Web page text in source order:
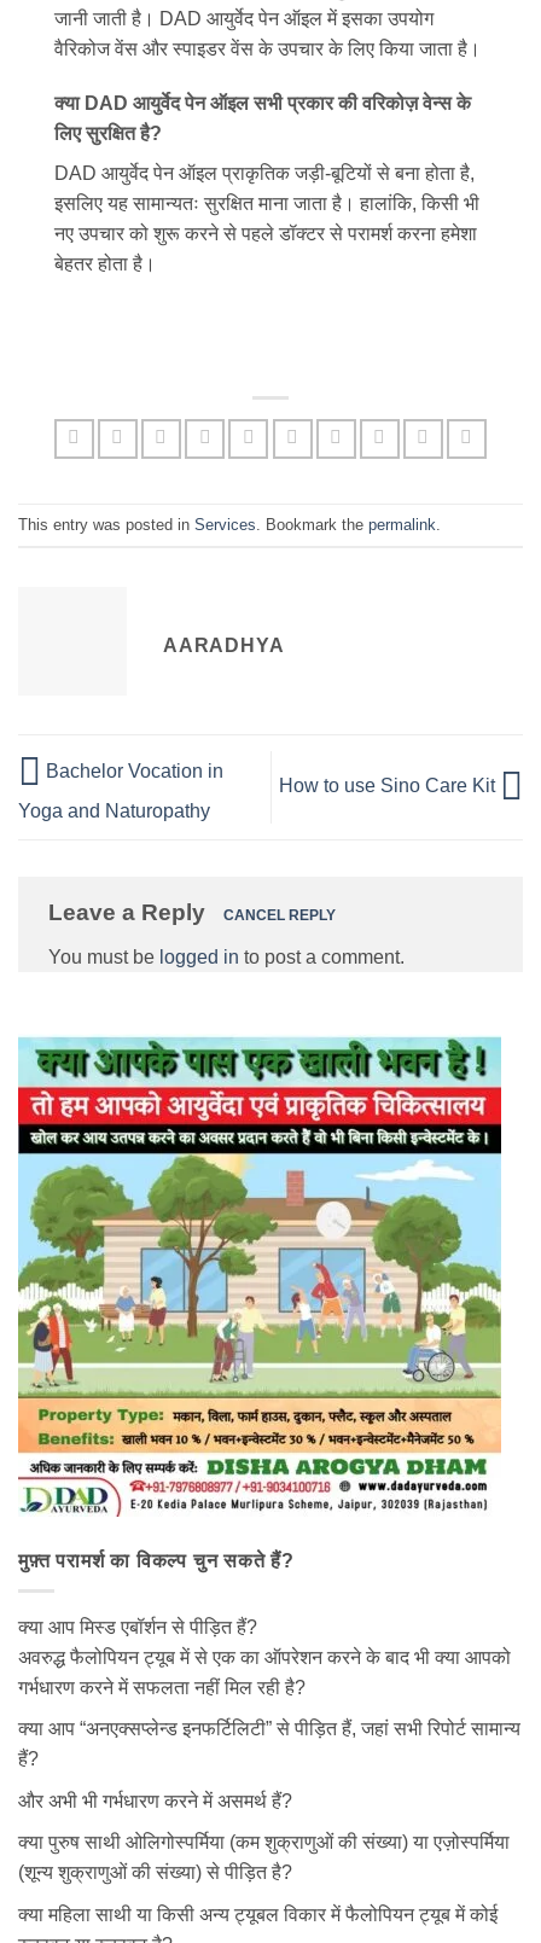
जानी जाती है। DAD आयुर्वेद पेन ऑइल में इसका उपयोग
वैरिकोज वेंस और स्पाइडर वेंस के उपचार के लिए किया जाता है।
क्या DAD आयुर्वेद पेन ऑइल सभी प्रकार की वरिकोज़ वेन्स के
लिए सुरक्षित है?
DAD आयुर्वेद पेन ऑइल प्राकृतिक जड़ी-बूटियों से बना होता है,
इसलिए यह सामान्यतः सुरक्षित माना जाता है। हालांकि, किसी भी
नए उपचार को शुरू करने से पहले डॉक्टर से परामर्श करना हमेशा
बेहतर होता है।
This entry was posted in Services . Bookmark the permalink
AARADHYA
Bachelor Vocation in
Yoga and Naturopathy
How to use Sino Care Kit
Leave a Reply CANCEL REPLY
You must be logged in to post a comment.
मुफ़्त परामर्श का विकल्प चुन सकते हैं?
क्या आप मिस्ड एबॉर्शन से पीड़ित हैं?
अवरुद्ध फैलोपियन ट्यूब में से एक का ऑपरेशन करने के बाद भी क्या आपको
गर्भधारण करने में सफलता नहीं मिल रही है?
क्या आप “अनएक्सप्लेन्ड इनफर्टिलिटी” से पीड़ित हैं, जहां सभी रिपोर्ट सामान्य
हैं?
और अभी भी गर्भधारण करने में असमर्थ हैं?
क्या पुरुष साथी ओलिगोस्पर्मिया (कम शुक्राणुओं की संख्या) या एज़ोस्पर्मिया
(शून्य शुक्राणुओं की संख्या) से पीड़ित है?
क्या महिला साथी या किसी अन्य ट्यूबल विकार में फैलोपियन ट्यूब में कोई